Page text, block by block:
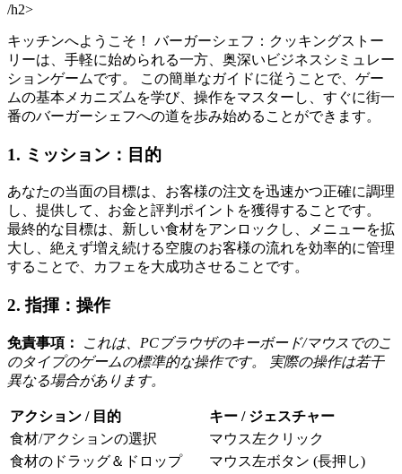
/h2>
キッチンへようこそ！ バーガーシェフ：クッキングストー
リーは、手軽に始められる一方、奥深いビジネスシミュレー
ションゲームです。 この簡単なガイドに従うことで、ゲー
ムの基本メカニズムを学び、操作をマスターし、すぐに街一
番のバーガーシェフへの道を歩み始めることができます。
1. ミッション：目的
あなたの当面の目標は、お客様の注文を迅速かつ正確に調理
し、提供して、お金と評判ポイントを獲得することです。
最終的な目標は、新しい食材をアンロックし、メニューを拡
大し、絶えず増え続ける空腹のお客様の流れを効率的に管理
することで、カフェを大成功させることです。
2. 指揮：操作
免責事項：
これは、PCブラウザのキーボード/マウスでのこ
のタイプのゲームの標準的な操作です。 実際の操作は若干
異なる場合があります。
アクション / 目的
キー / ジェスチャー
食材/アクションの選択
マウス左クリック
食材のドラッグ＆ドロップ
マウス左ボタン (長押し)